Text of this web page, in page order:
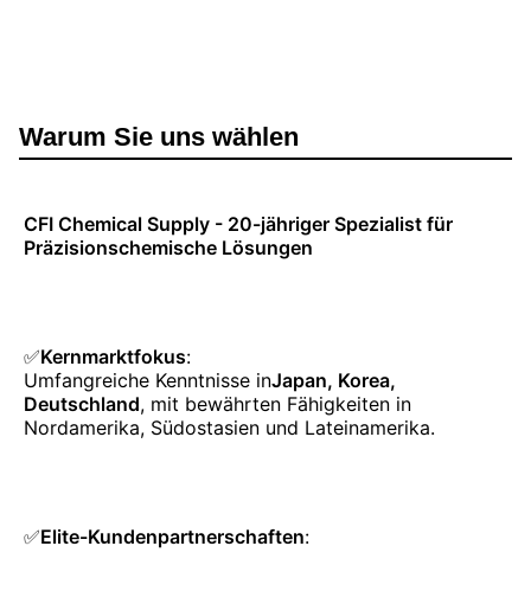
Warum Sie uns wählen
CFI Chemical Supply - 20-jähriger Spezialist für
Präzisionschemische Lösungen
✅Kernmarktfokus:
Umfangreiche Kenntnisse inJapan, Korea,
Deutschland, mit bewährten Fähigkeiten in
Nordamerika, Südostasien und Lateinamerika.
✅Elite-Kundenpartnerschaften: